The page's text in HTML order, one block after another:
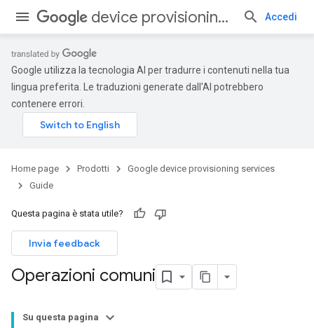
device provisioning services Accedi
Google utilizza la tecnologia AI per tradurre i contenuti nella tua
lingua preferita. Le traduzioni generate dall'AI potrebbero
contenere errori.
Home page Prodotti
Google device provisioning services
Guide
Questa pagina è stata utile?
Invia feedback
Operazioni comuni
Su questa pagina